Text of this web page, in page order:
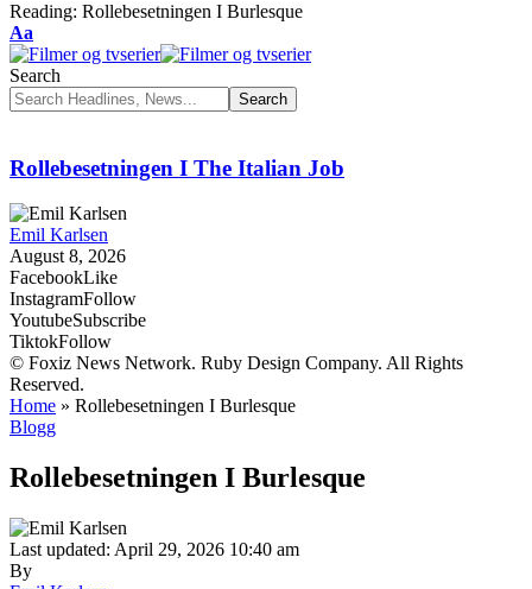
Reading: Rollebesetningen I Burlesque
Font
Resizer
Aa
Search
Rollebesetningen I The Italian Job
Emil Karlsen
August 8, 2026
FacebookLike
InstagramFollow
YoutubeSubscribe
TiktokFollow
© Foxiz News Network. Ruby Design Company. All Rights
Reserved.
Home » Rollebesetningen I Burlesque
Blogg
Rollebesetningen I Burlesque
Last updated: April 29, 2026 10:40 am
By